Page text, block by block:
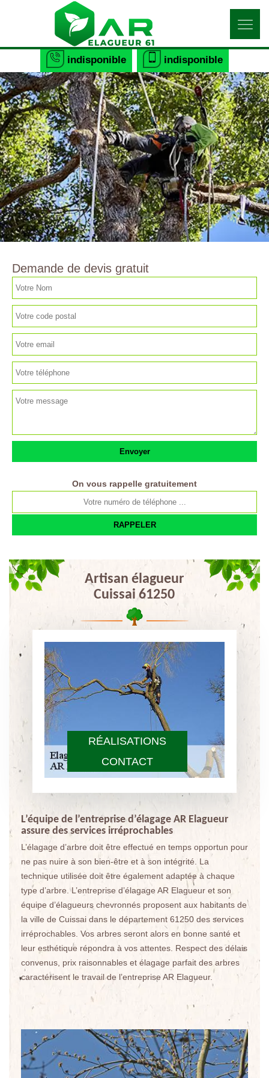
indisponible indisponible
RÉALISATIONS
CONTACT
Demande de devis gratuit
On vous rappelle gratuitement
Artisan élagueur
Cuissai 61250
L’équipe de l’entreprise d’élagage AR Elagueur
assure des services irréprochables
L’élagage d’arbre doit être effectué en temps opportun pour
ne pas nuire à son bien-être et à son intégrité. La
technique utilisée doit être également adaptée à chaque
type d’arbre. L’entreprise d’élagage AR Elagueur et son
équipe d’élagueurs chevronnés proposent aux habitants de
la ville de Cuissai dans le département 61250 des services
irréprochables. Vos arbres seront alors en bonne santé et
leur esthétique répondra à vos attentes. Respect des délais
convenus, prix raisonnables et élagage parfait des arbres
caractérisent le travail de l’entreprise AR Elagueur.